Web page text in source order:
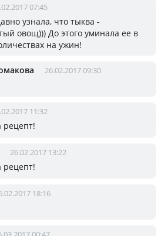
07:45
узнала, что тыква -
овощ))) До этого уминала ее в
на ужин!
26.02.2017 09:30
11:32
рецепт!
26.02.2017 13:22
рецепт!
18:16